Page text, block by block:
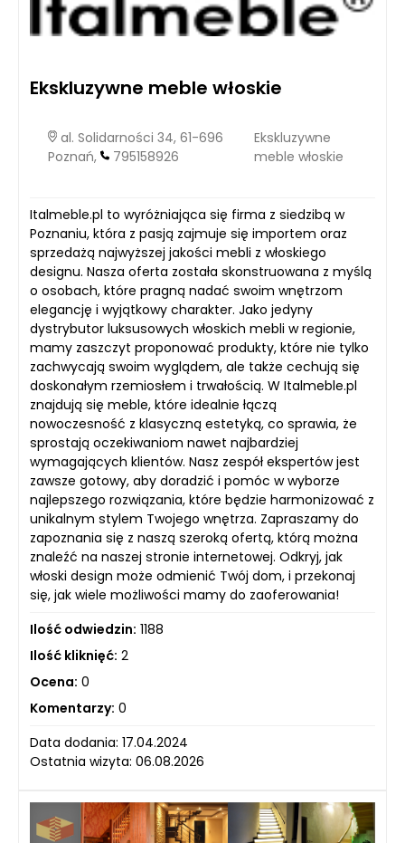
Ekskluzywne meble włoskie
al. Solidarności 34, 61-696
Poznań,
795158926
Ekskluzywne
meble włoskie
Italmeble.pl to wyróżniająca się firma z siedzibą w
Poznaniu, która z pasją zajmuje się importem oraz
sprzedażą najwyższej jakości mebli z włoskiego
designu. Nasza oferta została skonstruowana z myślą
o osobach, które pragną nadać swoim wnętrzom
elegancję i wyjątkowy charakter. Jako jedyny
dystrybutor luksusowych włoskich mebli w regionie,
mamy zaszczyt proponować produkty, które nie tylko
zachwycają swoim wyglądem, ale także cechują się
doskonałym rzemiosłem i trwałością. W Italmeble.pl
znajdują się meble, które idealnie łączą
nowoczesność z klasyczną estetyką, co sprawia, że
sprostają oczekiwaniom nawet najbardziej
wymagających klientów. Nasz zespół ekspertów jest
zawsze gotowy, aby doradzić i pomóc w wyborze
najlepszego rozwiązania, które będzie harmonizować z
unikalnym stylem Twojego wnętrza. Zapraszamy do
zapoznania się z naszą szeroką ofertą, którą można
znaleźć na naszej stronie internetowej. Odkryj, jak
włoski design może odmienić Twój dom, i przekonaj
się, jak wiele możliwości mamy do zaoferowania!
Ilość odwiedzin: 1188
Ilość kliknięć: 2
Ocena: 0
Komentarzy: 0
Data dodania: 17.04.2024
Ostatnia wizyta: 06.08.2026